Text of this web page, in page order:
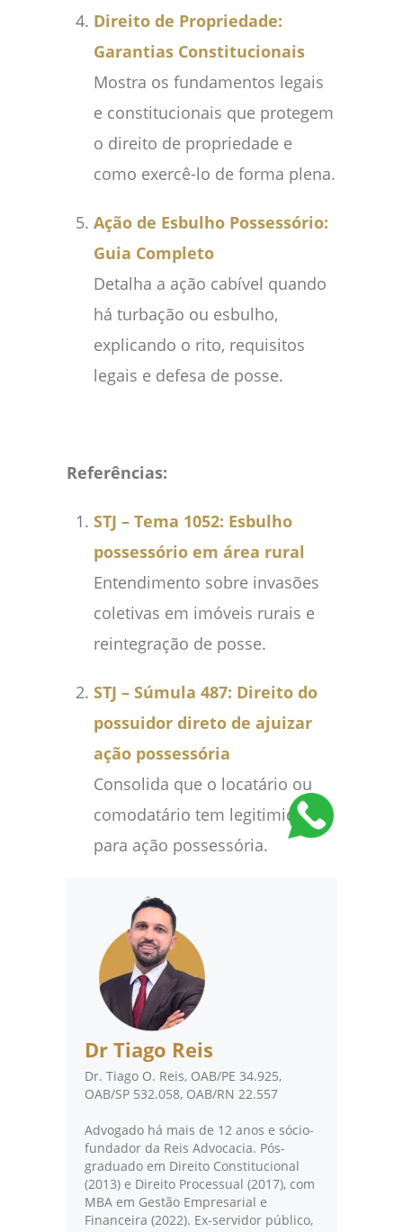
Direito de Propriedade:
Garantias Constitucionais
Mostra os fundamentos legais
e constitucionais que protegem
o direito de propriedade e
como exercê-lo de forma plena.
Ação de Esbulho Possessório:
Guia Completo
Detalha a ação cabível quando
há turbação ou esbulho,
explicando o rito, requisitos
legais e defesa de posse.
Referências:
STJ – Tema 1052: Esbulho
possessório em área rural
Entendimento sobre invasões
coletivas em imóveis rurais e
reintegração de posse.
STJ – Súmula 487: Direito do
possuidor direto de ajuizar
ação possessória
Consolida que o locatário ou
comodatário tem legitimidade
para ação possessória.
Dr Tiago Reis
Dr. Tiago O. Reis, OAB/PE 34.925,
OAB/SP 532.058, OAB/RN 22.557
Advogado há mais de 12 anos e sócio-
fundador da Reis Advocacia. Pós-
graduado em Direito Constitucional
(2013) e Direito Processual (2017), com
MBA em Gestão Empresarial e
Financeira (2022). Ex-servidor público,